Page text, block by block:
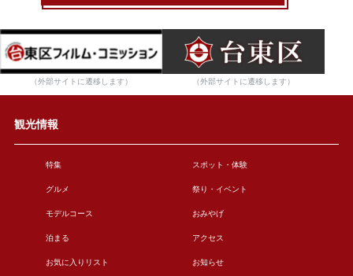
（外部サイトに遷移します） （外部サイトに遷移します）
観光情報
特集 スポット・体験
グルメ 祭り・イベント
モデルコース おみやげ
泊まる アクセス
お気に入りリスト お知らせ